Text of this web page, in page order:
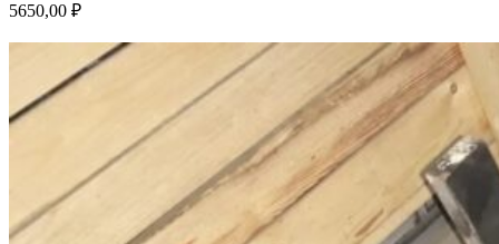
5650,00 ₽